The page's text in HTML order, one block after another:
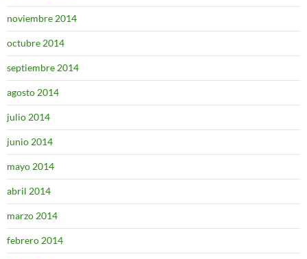
noviembre 2014
octubre 2014
septiembre 2014
agosto 2014
julio 2014
junio 2014
mayo 2014
abril 2014
marzo 2014
febrero 2014